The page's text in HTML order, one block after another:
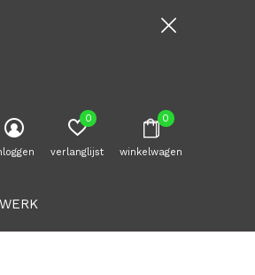
verlanglijst
0
winkelwagen
0